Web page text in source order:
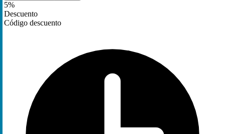
5%
Descuento
Código descuento